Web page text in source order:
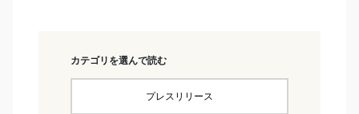
カテゴリを選んで読む
プレスリリース